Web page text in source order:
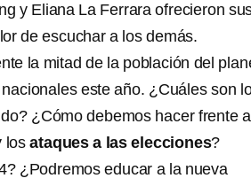
y Eliana La Ferrara ofrecieron
de escuchar a los demás.
la mitad de la población del
este año. ¿Cuáles son
¿Cómo debemos hacer frente
losataques a las elecciones?
¿Podremos educar a la nueva